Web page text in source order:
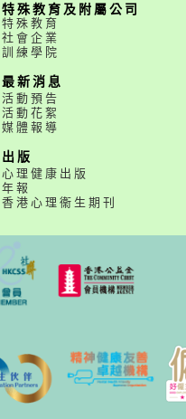
特殊教育及附屬公司
特殊教育
社會企業
訓練學院
最新消息
活動預告
活動花絮
媒體報導
出版
心理健康出版
年報
香港心理衞生期刊